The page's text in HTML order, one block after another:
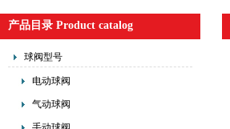
产品目录 Product catalog
球阀型号
电动球阀
气动球阀